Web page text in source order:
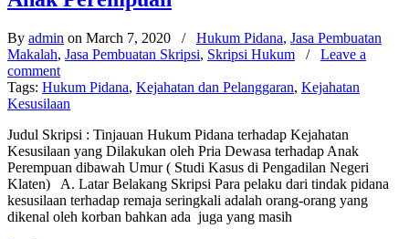
By admin on March 7, 2020 / Hukum Pidana, Jasa Pembuatan
Makalah, Jasa Pembuatan Skripsi, Skripsi Hukum / Leave a
comment
Tags: Hukum Pidana, Kejahatan dan Pelanggaran, Kejahatan
Kesusilaan
Judul Skripsi : Tinjauan Hukum Pidana terhadap Kejahatan
Kesusilaan yang Dilakukan oleh Pria Dewasa terhadap Anak
Perempuan dibawah Umur ( Studi Kasus di Pengadilan Negeri
Klaten) A. Latar Belakang Skripsi Para pelaku dari tindak pidana
kesusilaan terhadap remaja seringkali adalah orang-orang yang
dikenal oleh korban bahkan ada juga yang masih